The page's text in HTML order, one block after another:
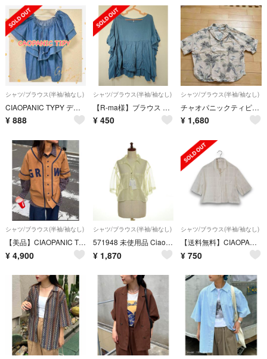
シャツ/ブラウス(半袖/袖なし)
CIAOPANIC TYPY デニム 半袖シャツ オシャレ トップス 春夏
¥ 888
シャツ/ブラウス(半袖/袖なし)
【R-ma様】ブラウス トップス ブルー
¥ 450
シャツ/ブラウス(半袖/袖なし)
チャオパニックティピーアロハシャツ
¥ 1,680
シャツ/ブラウス(半袖/袖なし)
【美品】CIAOPANIC TYPY ベースボールシャツ 半袖 ロゴ M
¥ 4,900
シャツ/ブラウス(半袖/袖なし)
571948 未使用品 Ciaopanic TYPY チャオパニック パル ◆半袖ブラウス シアーチェッククロップドシャツ サイズONE 24ss レディース イエロー
¥ 1,870
シャツ/ブラウス(半袖/袖なし)
【送料無料】CIAOPANIC TYPY/チャオパニックティピー/半袖シャツ/ブラウス/ 表記サイズ:ONE/レディース/夏【古着】【used】【中古】FA0587/161225
¥ 750